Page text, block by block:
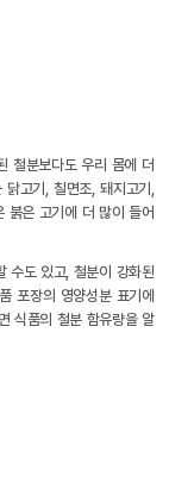
철분보다도 우리 몸에 더
고기, 칠면조, 돼지고기,
붉은 고기에 더 많이 들어
수도 있고, 철분이 강화된
포장의 영양성분 표기에
식품의 철분 함유량을 알